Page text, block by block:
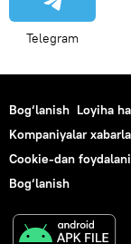
Telegram
Bog‘lanish Loyiha
Kompaniyalar
Cookie-dan
Bog‘lanish